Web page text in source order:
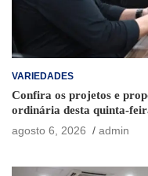
VARIEDADES
Confira os projetos e
ordinária desta quinta-
agosto 6, 2026
admin